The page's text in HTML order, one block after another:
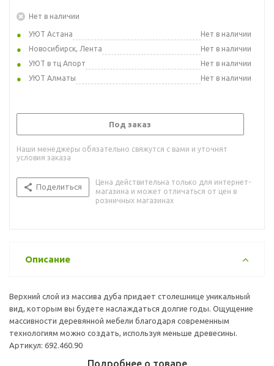
Нет в наличии
УЮТ Астана
Нет в наличии
Новосибирск, Лента
Нет в наличии
УЮТ в тц Апорт
Нет в наличии
УЮТ Алматы
Нет в наличии
Под заказ
Наши менеджеры обязательно свяжутся с вами и уточнят
условия заказа
Поделиться
Цена действительна только для интернет-
магазина и может отличаться от цен в
розничных магазинах
Описание
Верхний слой из массива дуба придает столешнице уникальный
вид, которым вы будете наслаждаться долгие годы. Ощущение
массивности деревянной мебели благодаря современным
технологиям можно создать, используя меньше древесины.
Артикул: 692.460.90
Подробнее о товаре